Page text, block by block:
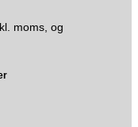
moms, og